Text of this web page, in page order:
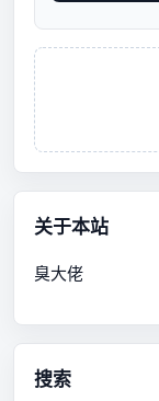
关于本站
臭大佬
搜索